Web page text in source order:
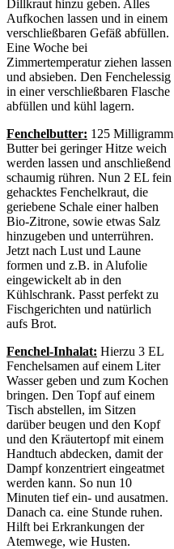
Dillkraut hinzu geben. Alles
Aufkochen lassen und in einem
verschließbaren Gefäß abfüllen.
Eine Woche bei
Zimmertemperatur ziehen lassen
und absieben. Den Fenchelessig
in einer verschließbaren Flasche
abfüllen und kühl lagern.
Fenchelbutter: 125 Milligramm
Butter bei geringer Hitze weich
werden lassen und anschließend
schaumig rühren. Nun 2 EL fein
gehacktes Fenchelkraut, die
geriebene Schale einer halben
Bio-Zitrone, sowie etwas Salz
hinzugeben und unterrühren.
Jetzt nach Lust und Laune
formen und z.B. in Alufolie
eingewickelt ab in den
Kühlschrank. Passt perfekt zu
Fischgerichten und natürlich
aufs Brot.
Fenchel-Inhalat: Hierzu 3 EL
Fenchelsamen auf einem Liter
Wasser geben und zum Kochen
bringen. Den Topf auf einem
Tisch abstellen, im Sitzen
darüber beugen und den Kopf
und den Kräutertopf mit einem
Handtuch abdecken, damit der
Dampf konzentriert eingeatmet
werden kann. So nun 10
Minuten tief ein- und ausatmen.
Danach ca. eine Stunde ruhen.
Hilft bei Erkrankungen der
Atemwege, wie Husten.